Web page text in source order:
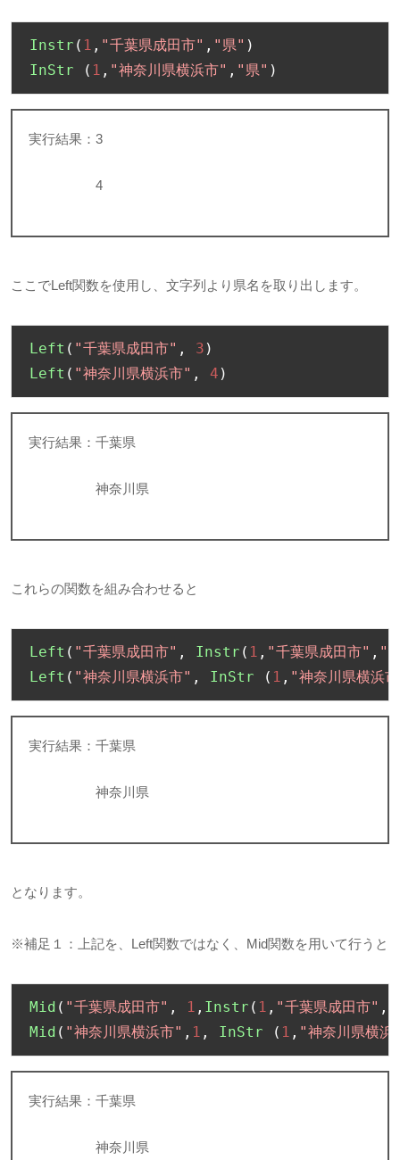
Instr ( 1 , "千葉県成田市" , "県" )
InStr
( 1 , "神奈川県横浜市" , "県" )
実行結果： 3
4
ここでLeft関数を使用し、文字列より県名を取り出します。
Left ( "千葉県成田市" , 3 )
Left ( "神奈川県横浜市" , 4 )
実行結果：千葉県
神奈川県
これらの関数を組み合わせると
Left ( "千葉県成田市" , Instr ( 1 , "千葉県成田市" , "
Left ( "神奈川県横浜市" , InStr ( 1 , "神奈川県横浜
実行結果：千葉県
神奈川県
となります。
※補足１：上記を、 Left関数ではなく、 Mid関数を用いて行うと
Mid ( "千葉県成田市" , 1 , Instr ( 1 , "千葉県成田市" ,
Mid ( "神奈川県横浜市" , 1 , InStr ( 1 , "神奈川県横浜
実行結果：千葉県
神奈川県